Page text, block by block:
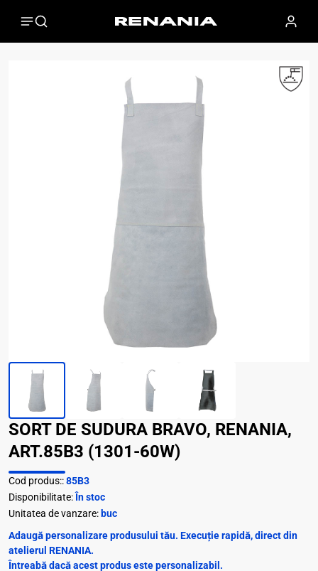
SORT DE SUDURA BRAVO, RENANIA,
ART.85B3 (1301-60W)
Cod produs::85B3
Disponibilitate: În stoc
Unitatea de vanzare: buc
Adaugă personalizare produsului tău. Execuție rapidă, direct din
atelierul RENANIA.
Întreabă dacă acest produs este personalizabil.